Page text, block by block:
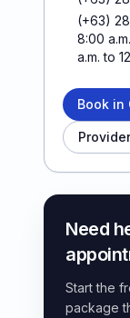
(+63)
8:00
a.m. to
Book in
Need
Start the
package